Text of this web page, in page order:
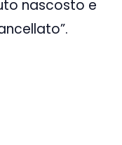
nascosto e